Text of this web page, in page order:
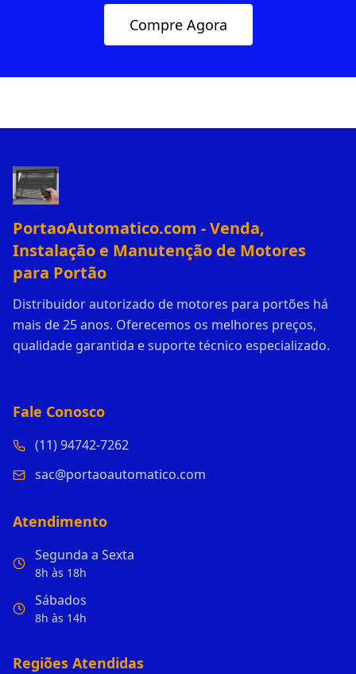
Compre Agora
PortaoAutomatico.com - Venda,
Instalação e Manutenção de Motores
para Portão
Distribuidor autorizado de motores para portões há
mais de 25 anos. Oferecemos os melhores preços,
qualidade garantida e suporte técnico especializado.
Fale Conosco
(11) 94742-7262
sac@portaoautomatico.com
Atendimento
Segunda a Sexta
8h às 18h
Sábados
8h às 14h
Regiões Atendidas